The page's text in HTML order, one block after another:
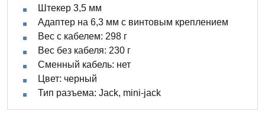
Штекер 3,5 мм
Адаптер на 6,3 мм с винтовым креплением
Вес с кабелем: 298 г
Вес без кабеля: 230 г
Сменный кабель: нет
Цвет: черный
Тип разъема: Jack, mini-jack